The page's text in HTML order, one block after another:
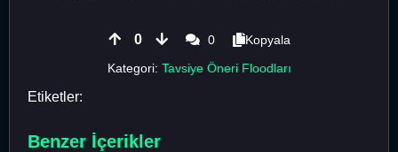
0 0
Kopyala
Kategori: Tavsiye Öneri Floodları
Etiketler:
Benzer İçerikler